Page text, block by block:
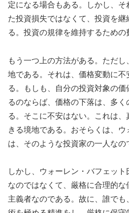
定になる場合もある。しかし、
た投資損失ではなくて、投資を
る。投資の規律を維持するための
もう一つ上の方法がある。ただ
地である。それは、価格変動に不
る。もしも、自分の投資対象の
るのならば、価格の下落は、多
る。そこに不安はない。これは
きる境地である。おそらくは、
は、そのような投資家の一人なの
しかし、ウォーレン・バフェッ
なのではなくて、厳格に合理的
主義者なのである。故に、誰で